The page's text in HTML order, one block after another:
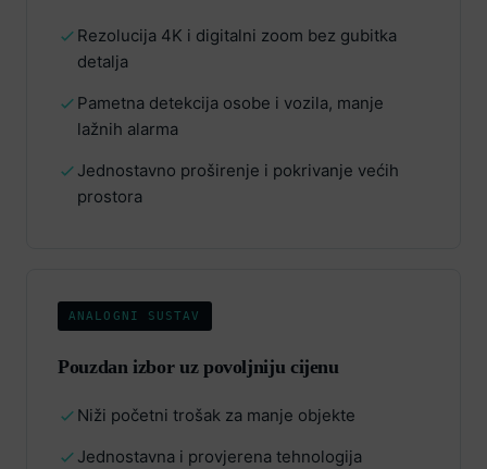
Rezolucija 4K i digitalni zoom bez gubitka
detalja
Pametna detekcija osobe i vozila, manje
lažnih alarma
Jednostavno proširenje i pokrivanje većih
prostora
ANALOGNI SUSTAV
Pouzdan izbor uz povoljniju cijenu
Niži početni trošak za manje objekte
Jednostavna i provjerena tehnologija